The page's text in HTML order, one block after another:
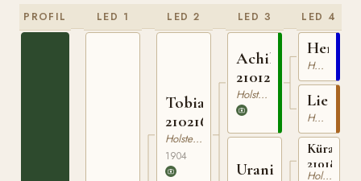
PROFIL LED 1 LED 2
Tobias
210216104
Holsteiner
1904
LED 3
Achill
210126577
Holsteiner
Urania
LED 4
Holsteiner
Liesch
Holsteiner
Kürassier
Holsteiner